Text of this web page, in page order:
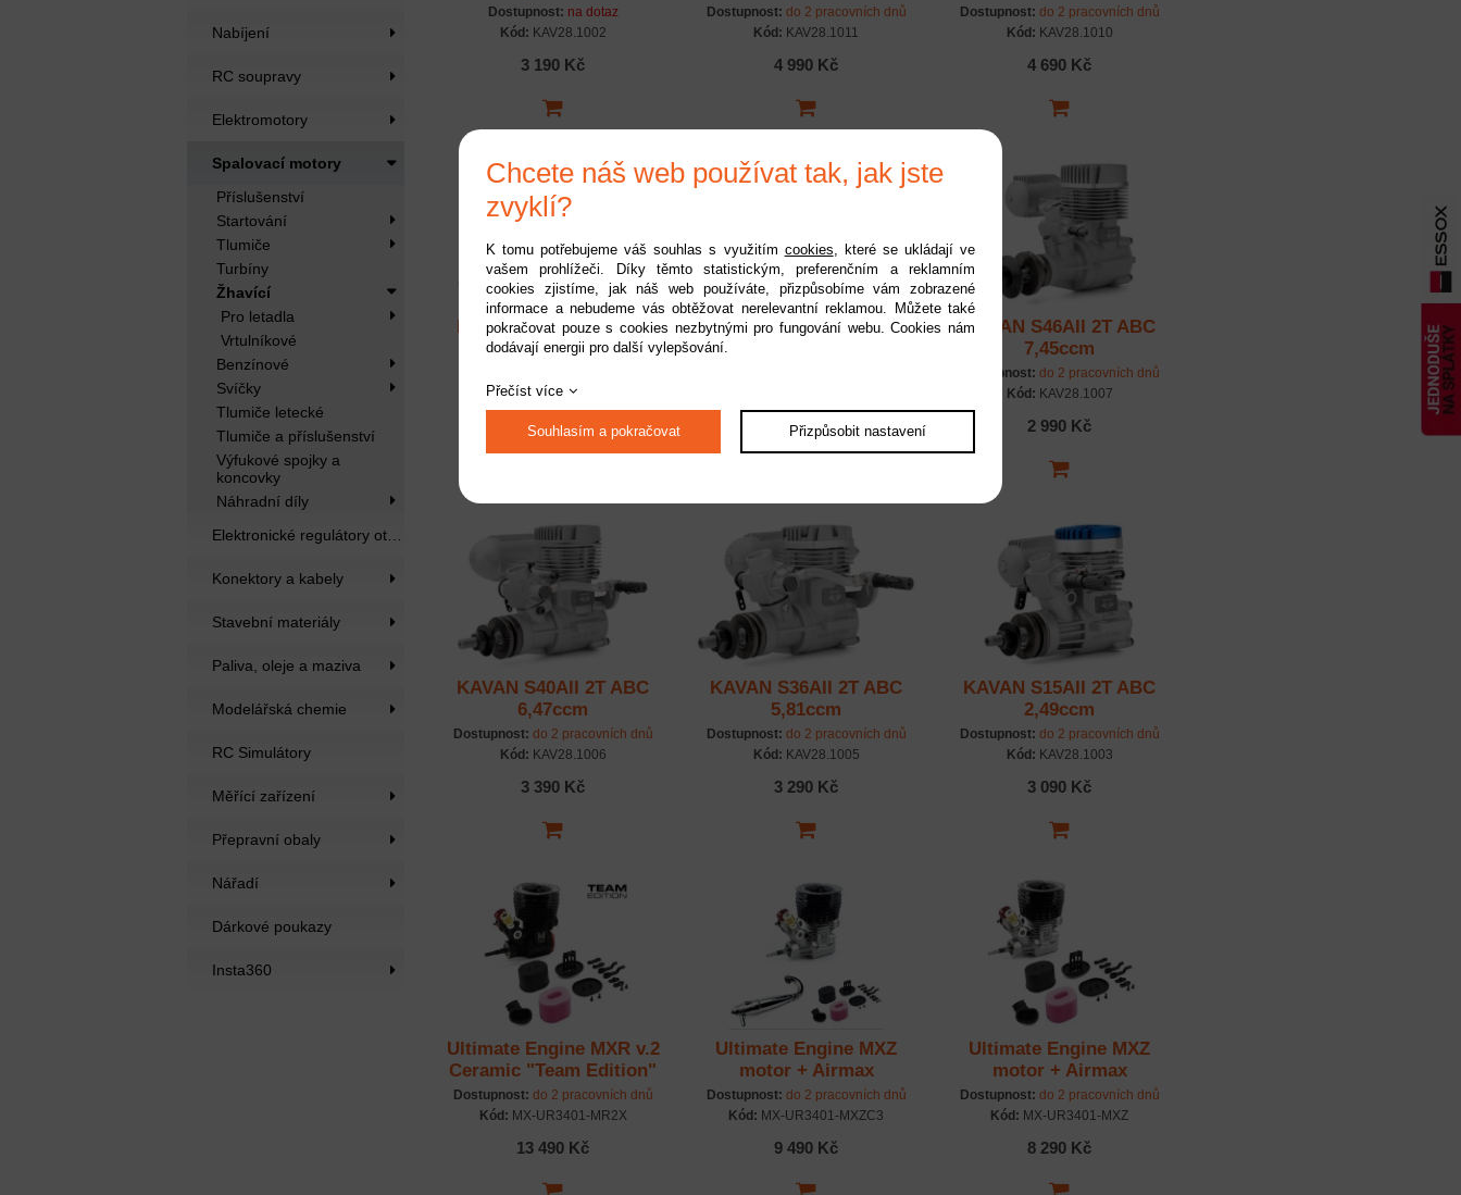
Nabíjení
RC soupravy
Elektromotory
Spalovací motory
Příslušenství
Startování
Tlumiče
Turbíny
Žhavící
Pro letadla
Vrtulníkové
Benzínové
Svíčky
Tlumiče letecké
Tlumiče a příslušenství
Výfukové spojky a
koncovky
Náhradní díly
Konektory a kabely
Stavební materiály
Paliva, oleje a maziva
Modelářská chemie
RC Simulátory
Měřící zařízení
Přepravní obaly
Nářadí
Dárkové poukazy
Insta360
Dostupnost: na dotaz
Kód: KAV28.1002
3 190 Kč
Dostupnost: do 2 pracovních dnů
Kód: KAV28.1011
4 990 Kč
Dostupnost: do 2 pracovních dnů
Kód: KAV28.1010
4 690 Kč
KAVAN S61AII 2T ABC
9,95ccm
Kód:KAV28.1009
3 690 Kč
KAVAN S52AII 2T ABC
3 190 Kč
KAVAN S46AII 2T ABC
7,45ccm
Dostupnost: do 2 pracovních dnů
Kód: KAV28.1007
2 990 Kč
KAVAN S40AII 2T ABC
6,47ccm
Dostupnost: do 2 pracovních dnů
Kód: KAV28.1006
3 390 Kč
KAVAN S36AII 2T ABC
5,81ccm
Dostupnost: do 2 pracovních dnů
Kód: KAV28.1005
3 290 Kč
KAVAN S15AII 2T ABC
2,49ccm
Dostupnost: do 2 pracovních dnů
Kód: KAV28.1003
3 090 Kč
Ultimate Engine MXR v.2
Ceramic "Team Edition"
motor + Airmax
vzduchový filtr
Dostupnost: do 2 pracovních dnů
Kód: MX-UR3401-MR2X
13 490 Kč
Ultimate Engine MXZ
motor + Airmax
vzduchový filtr + 2142
Super strong jednodílný
Dostupnost: do 2 pracovních dnů
Kód: MX-UR3401-MXZC3
9 490 Kč
Ultimate Engine MXZ
motor + Airmax
vzduchový filtr
Dostupnost: do 2 pracovních dnů
Kód: MX-UR3401-MXZ
8 290 Kč
Chcete náš web používat tak, jak jste
zvyklí?
K tomu potřebujeme váš souhlas s využitím cookies, které se ukládají ve
vašem prohlížeči. Díky těmto statistickým, preferenčním a reklamním
cookies zjistíme, jak náš web používáte, přizpůsobíme vám zobrazené
informace a nebudeme vás obtěžovat nerelevantní reklamou. Můžete také
pokračovat pouze s cookies nezbytnými pro fungování webu. Cookies nám
dodávají energii pro další vylepšování.
Přečíst více
Souhlasím a pokračovat Přizpůsobit nastavení